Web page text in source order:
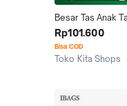
Besar Tas Anak
Baobao
Rp101.600
Bisa COD
Toko Kita Shops